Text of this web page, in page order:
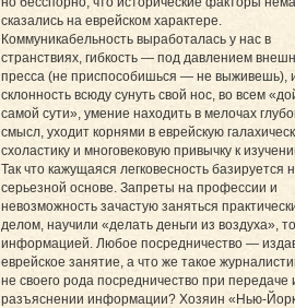
сказались на еврейском характере.
Коммуникабельность выработалась у нас в
странствиях, гибкость — под давлением
пресса (не приспособишься — не выживешь),
склонность всюду сунуть свой нос, во всем
самой сути», умение находить в мелочах
смысл, уходит корнями в еврейскую
схоластику и многовековую привычку к
Так что кажущаяся легковесность базируется
серьезной основе. Запреты на профессии и
невозможность зачастую заняться
делом, научили «делать деньги из воздуха»,
информацией. Любое посредничество —
еврейское занятие, а что же такое
не своего рода посредничество при передаче
разъяснении информации? Хозяин «Нью-